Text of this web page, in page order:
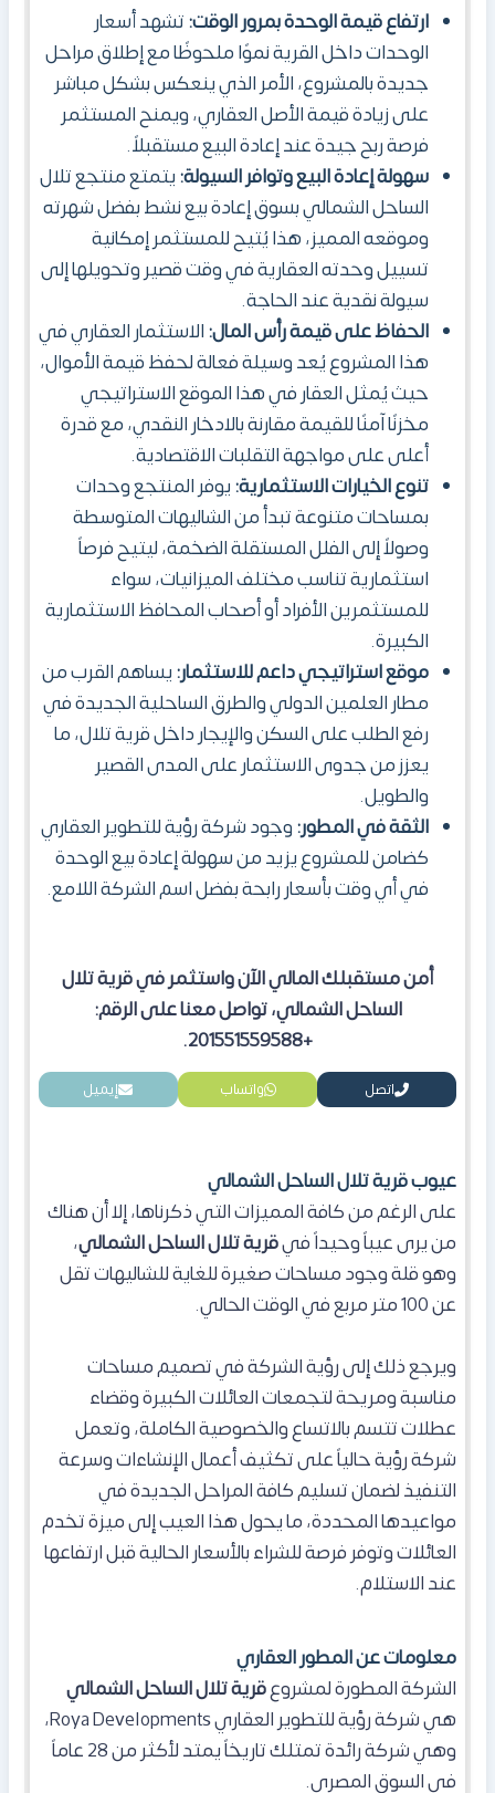
ارتفاع قيمة الوحدة بمرور الوقت:تشهد أسعار
الوحدات داخل القرية نموًا ملحوظًا مع إطلاق مراحل
جديدة بالمشروع، الأمر الذي ينعكس بشكل مباشر
على زيادة قيمة الأصل العقاري، ويمنح المستثمر
فرصة ربح جيدة عند إعادة البيع مستقبلاً.
سهولة إعادة البيع وتوافر السيولة:يتمتع منتجع تلال
الساحل الشمالي بسوق إعادة بيع نشط بفضل شهرته
وموقعه المميز، هذا يُتيح للمستثمر إمكانية
تسييل وحدته العقارية في وقت قصير وتحويلها إلى
سيولة نقدية عند الحاجة.
الحفاظ على قيمة رأس المال:الاستثمار العقاري في
هذا المشروع يُعد وسيلة فعالة لحفظ قيمة الأموال،
حيث يُمثل العقار في هذا الموقع الاستراتيجي
مخزنًا آمنًا للقيمة مقارنة بالادخار النقدي، مع قدرة
أعلى على مواجهة التقلبات الاقتصادية.
تنوع الخيارات الاستثمارية:يوفر المنتجع وحدات
بمساحات متنوعة تبدأ من الشاليهات المتوسطة
وصولاً إلى الفلل المستقلة الضخمة، ليتيح فرصاً
استثمارية تناسب مختلف الميزانيات، سواء
للمستثمرين الأفراد أو أصحاب المحافظ الاستثمارية
الكبيرة.
موقع استراتيجي داعم للاستثمار:يساهم القرب من
مطار العلمين الدولي والطرق الساحلية الجديدة في
رفع الطلب على السكن والإيجار داخل قرية تلال، ما
يعزز من جدوى الاستثمار على المدى القصير
والطويل.
الثقة في المطور:وجود شركة رؤية للتطوير العقاري
كضامن للمشروع يزيد من سهولة إعادة بيع الوحدة
في أي وقت بأسعار رابحة بفضل اسم الشركة اللامع.
أمن مستقبلك المالي الآن واستثمر في قرية تلال
الساحل الشمالي، تواصل معنا على الرقم:
+201551559588.
اتصل واتساب إيميل
عيوب قرية تلال الساحل الشمالي
على الرغم من كافة المميزات التي ذكرناها، إلا أن هناك
من يرى عيباً وحيداً فيقرية تلال الساحل الشمالي،
وهو قلة وجود مساحات صغيرة للغاية للشاليهات تقل
عن 100 متر مربع في الوقت الحالي.
ويرجع ذلك إلى رؤية الشركة في تصميم مساحات
مناسبة ومريحة لتجمعات العائلات الكبيرة وقضاء
عطلات تتسم بالاتساع والخصوصية الكاملة، وتعمل
شركة رؤية حالياً على تكثيف أعمال الإنشاءات وسرعة
التنفيذ لضمان تسليم كافة المراحل الجديدة في
مواعيدها المحددة، ما يحول هذا العيب إلى ميزة تخدم
العائلات وتوفر فرصة للشراء بالأسعار الحالية قبل ارتفاعها
عند الاستلام.
معلومات عن المطور العقاري
الشركة المطورة لمشروعقرية تلال الساحل الشمالي
هي شركة رؤية للتطوير العقاري Roya Developments،
وهي شركة رائدة تمتلك تاريخاً يمتد لأكثر من 28 عاماً
في السوق المصري.